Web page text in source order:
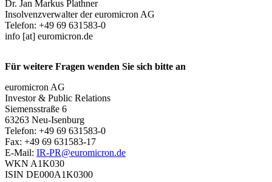
Dr. Jan Markus Plathner
Insolvenzverwalter der euromicron AG
Telefon: +49 69 631583-0
info [at] euromicron.de
Für weitere Fragen wenden Sie sich bitte an
euromicron AG
Investor & Public Relations
Siemensstraße 6
63263 Neu-Isenburg
Telefon: +49 69 631583-0
Fax: +49 69 631583-17
E-Mail: IR-PR@euromicron.de
WKN A1K030
ISIN DE000A1K0300